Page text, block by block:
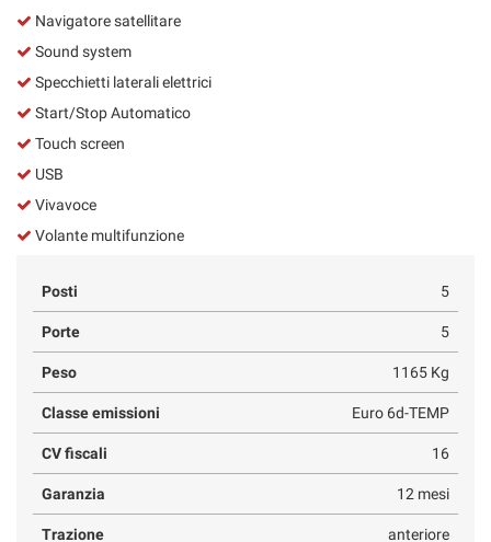
Navigatore satellitare
Sound system
Specchietti laterali elettrici
Start/Stop Automatico
Touch screen
USB
Vivavoce
Volante multifunzione
Posti 5
Porte 5
Peso 1165 Kg
Classe emissioni Euro 6d-TEMP
CV fiscali 16
Garanzia 12 mesi
Trazione anteriore